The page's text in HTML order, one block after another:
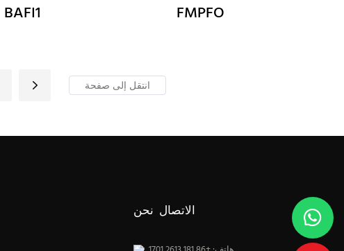
BAFI1 FMPFO
الاتصال نحن